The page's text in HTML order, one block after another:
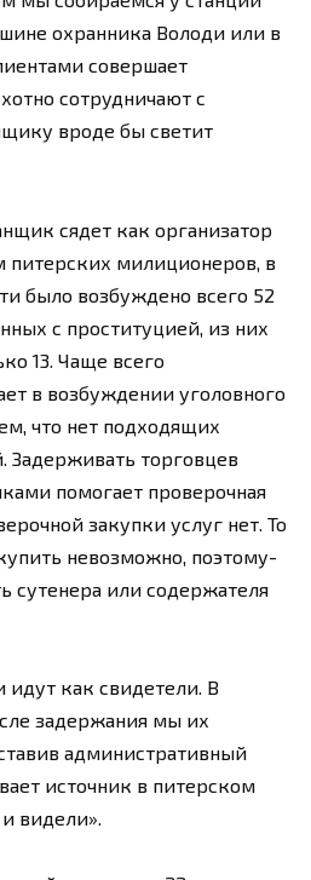
охранника Володи или в
совершает
сотрудничают с
вроде бы светит
сядет как организатор
питерских милиционеров, в
было возбуждено всего 52
с проституцией, из них
13. Чаще всего
в возбуждении уголовного
что нет подходящих
Задерживать торговцев
помогает проверочная
закупки услуг нет. То
невозможно, поэтому-
сутенера или содержателя
идут как свидетели. В
задержания мы их
административный
источник в питерском
видели».